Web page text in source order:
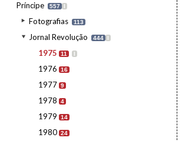
Príncipe
557 I
Fotografias 113
Jornal Revolução 444 I
1975 11 I
1976 16
1977 9
1978 4
1979 14
1980 24